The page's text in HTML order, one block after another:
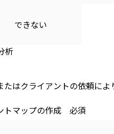
できない
析
たはクライアントの依頼に
トマップの作成